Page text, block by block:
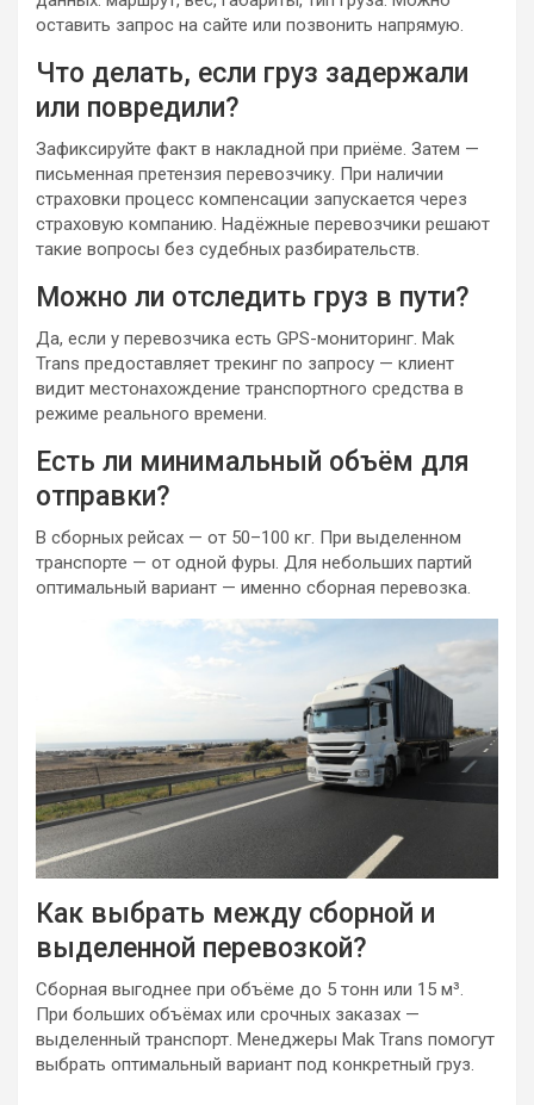
оставить запрос на сайте или позвонить напрямую.
Что делать, если груз задержали
или повредили?
Зафиксируйте факт в накладной при приёме. Затем —
письменная претензия перевозчику. При наличии
страховки процесс компенсации запускается через
страховую компанию. Надёжные перевозчики решают
такие вопросы без судебных разбирательств.
Можно ли отследить груз в пути?
Да, если у перевозчика есть GPS-мониторинг. Mak
Trans предоставляет трекинг по запросу — клиент
видит местонахождение транспортного средства в
режиме реального времени.
Есть ли минимальный объём для
отправки?
В сборных рейсах — от 50–100 кг. При выделенном
транспорте — от одной фуры. Для небольших партий
оптимальный вариант — именно сборная перевозка.
Как выбрать между сборной и
выделенной перевозкой?
Сборная выгоднее при объёме до 5 тонн или 15 м³.
При больших объёмах или срочных заказах —
выделенный транспорт. Менеджеры Mak Trans помогут
выбрать оптимальный вариант под конкретный груз.